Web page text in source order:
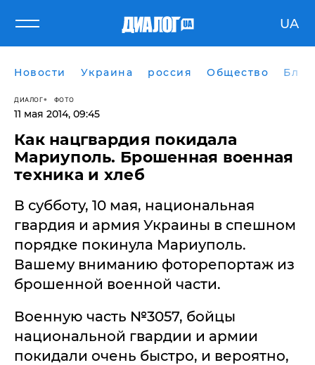
UA
Новости Украина россия Общество
ДИАЛОГ ФОТО
11 мая 2014, 09:45
Как нацгвардия покидала
Мариуполь. Брошенная военная
техника и хлеб
В субботу, 10 мая, национальная
гвардия и армия Украины в спешном
порядке покинула Мариуполь.
Вашему вниманию фоторепортаж из
брошенной военной части.
Военную часть №3057, бойцы
национальной гвардии и армии
покидали очень быстро, и вероятно,